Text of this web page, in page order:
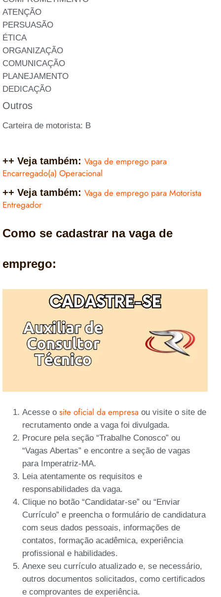
ATENÇÃO
PERSUASÃO
ÉTICA
ORGANIZAÇÃO
COMUNICAÇÃO
PLANEJAMENTO
DEDICAÇÃO
Outros
Carteira de motorista: B
++ Veja também: Vaga de emprego para
Encarregado(a) Operacional
++ Veja também: Vaga de emprego para Motorista
Entregador
Como se cadastrar na vaga de
emprego:
Acesse o site oficial da empresa ou visite o site de
recrutamento onde a vaga foi divulgada.
Procure pela seção “Trabalhe Conosco” ou
“Vagas Abertas” e encontre a seção de vagas
para Imperatriz-MA.
Leia atentamente os requisitos e
responsabilidades da vaga.
Clique no botão “Candidatar-se” ou “Enviar
Currículo” e preencha o formulário de candidatura
com seus dados pessoais, informações de
contatos, formação acadêmica, experiência
profissional e habilidades.
Anexe seu currículo atualizado e, se necessário,
outros documentos solicitados, como certificados
e comprovantes de experiência.